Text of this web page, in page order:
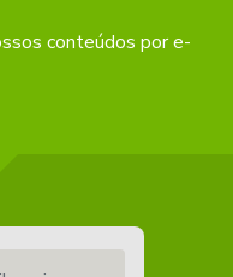
conteúdos por e-